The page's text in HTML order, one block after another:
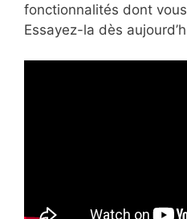
fonctionnalités dont
Essayez-la dès